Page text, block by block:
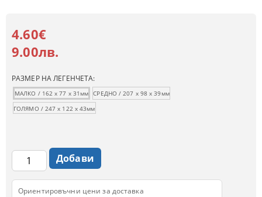
4.60€
9.00лв.
РАЗМЕР НА ЛЕГЕНЧЕТА:
МАЛКО / 162 х 77 х 31мм СРЕДНО / 207 х 98 х 39мм
ГОЛЯМО / 247 х 122 х 43мм
Ориентировъчни цени за доставка